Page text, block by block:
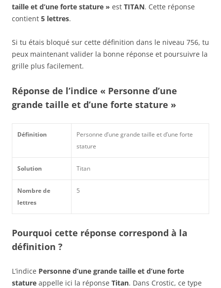
taille et d’une forte stature » est TITAN. Cette réponse
contient 5 lettres.
Si tu étais bloqué sur cette définition dans le niveau 756, tu
peux maintenant valider la bonne réponse et poursuivre la
grille plus facilement.
Réponse de l’indice « Personne d’une
grande taille et d’une forte stature »
Définition
Personne d’une grande taille et d’une forte
stature
Solution Titan
Nombre de
lettres
5
Pourquoi cette réponse correspond à la
définition ?
L’indice Personne d’une grande taille et d’une forte
stature appelle ici la réponse Titan. Dans Crostic, ce type